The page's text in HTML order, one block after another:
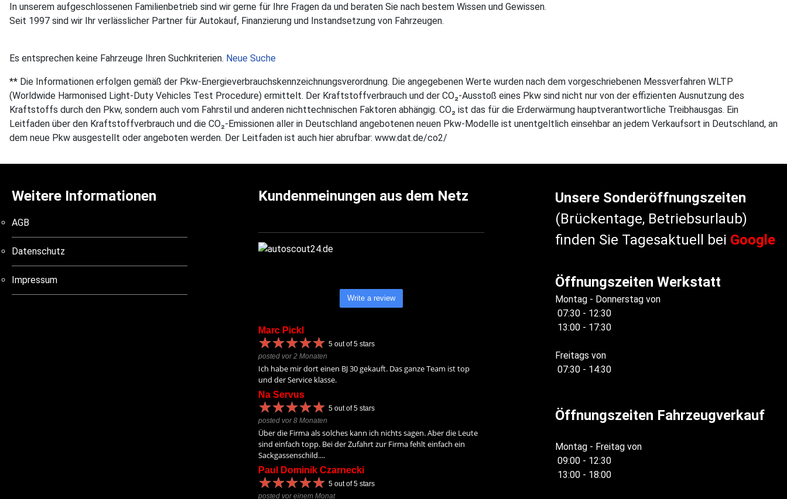
In unserem aufgeschlossenen Familienbetrieb sind wir gerne für Ihre Fragen da und beraten Sie nach bestem Wissen und Gewissen.
Seit 1997 sind wir Ihr verlässlicher Partner für Autokauf, Finanzierung und Instandsetzung von Fahrzeugen.
Es entsprechen keine Fahrzeuge Ihren Suchkriterien. Neue Suche
** Die Informationen erfolgen gemäß der Pkw-Energieverbrauchskennzeichnungsverordnung. Die angegebenen Werte wurden nach dem vorgeschriebenen Messverfahren WLTP
(Worldwide Harmonised Light-Duty Vehicles Test Procedure) ermittelt. Der Kraftstoffverbrauch und der CO₂-Ausstoß eines Pkw sind nicht nur von der effizienten Ausnutzung des
Kraftstoffs durch den Pkw, sondern auch vom Fahrstil und anderen nichttechnischen Faktoren abhängig. CO₂ ist das für die Erderwärmung hauptverantwortliche Treibhausgas. Ein
Leitfaden über den Kraftstoffverbrauch und die CO₂-Emissionen aller in Deutschland angebotenen neuen Pkw-Modelle ist unentgeltlich einsehbar an jedem Verkaufsort in Deutschland, an
dem neue Pkw ausgestellt oder angeboten werden. Der Leitfaden ist auch hier abrufbar: www.dat.de/co2/
Weitere Informationen
AGB
Datenschutz
Impressum
Kundenmeinungen aus dem Netz
Write a review
Marc Pickl
★★★★★
★★★★★ 5out of 5 stars
posted vor 2 Monaten
Ich habe mir dort einen BJ 30 gekauft. Das ganze Team ist top
und der Service klasse.
Na Servus
★★★★★
★★★★★ 5out of 5 stars
posted vor 8 Monaten
Über die Firma als solches kann ich nichts sagen. Aber die Leute
sind einfach topp. Bei der Zufahrt zur Firma fehlt einfach ein
Sackgassenschild....
Paul Dominik Czarnecki
★★★★★
★★★★★ 5out of 5 stars
posted vor einem Monat
Unsere Sonderöffnungszeiten
(Brückentage, Betriebsurlaub)
finden Sie Tagesaktuell bei Google
Öffnungszeiten Werkstatt
Montag - Donnerstag von
07:30 - 12:30
13:00 - 17:30
Freitags von
07:30 - 14:30
Öffnungszeiten Fahrzeugverkauf
Montag - Freitag von
09:00 - 12:30
13:00 - 18:00